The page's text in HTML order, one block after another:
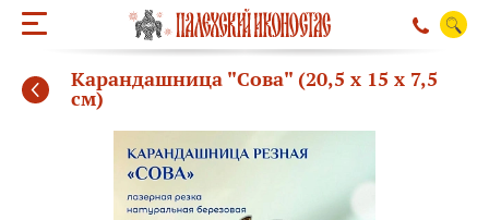
Карандашница "Сова" (20,5 х 15 х 7,5
см)